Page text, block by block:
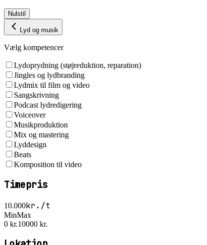
Nulstil
Lyd og musik
Vælg kompetencer
Lydoprydning (støjreduktion, reparation)
Jingles og lydbranding
Lydmix til film og video
Sangskrivning
Podcast lydredigering
Voiceover
Musikproduktion
Mix og mastering
Lyddesign
Beats
Komposition til video
Timepris
10.000kr./t
MinMax
0 kr.10000 kr.